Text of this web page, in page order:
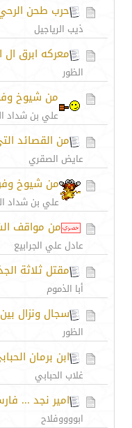
حرب طحن
ذيب الرياجيل
معركه ابرق ال
الظور
من شيوخ
علي بن شداد
من القصائد
عايض الصقري
من شيوخ
علي بن شداد
من مواقف
عادل علي الجرابيع
مقتل ثلاثة
أبا الذموم
سجال ونزال
الظور
ابن برمان
غلاب الحبابي
امير نجد ...
ابووووفلاح